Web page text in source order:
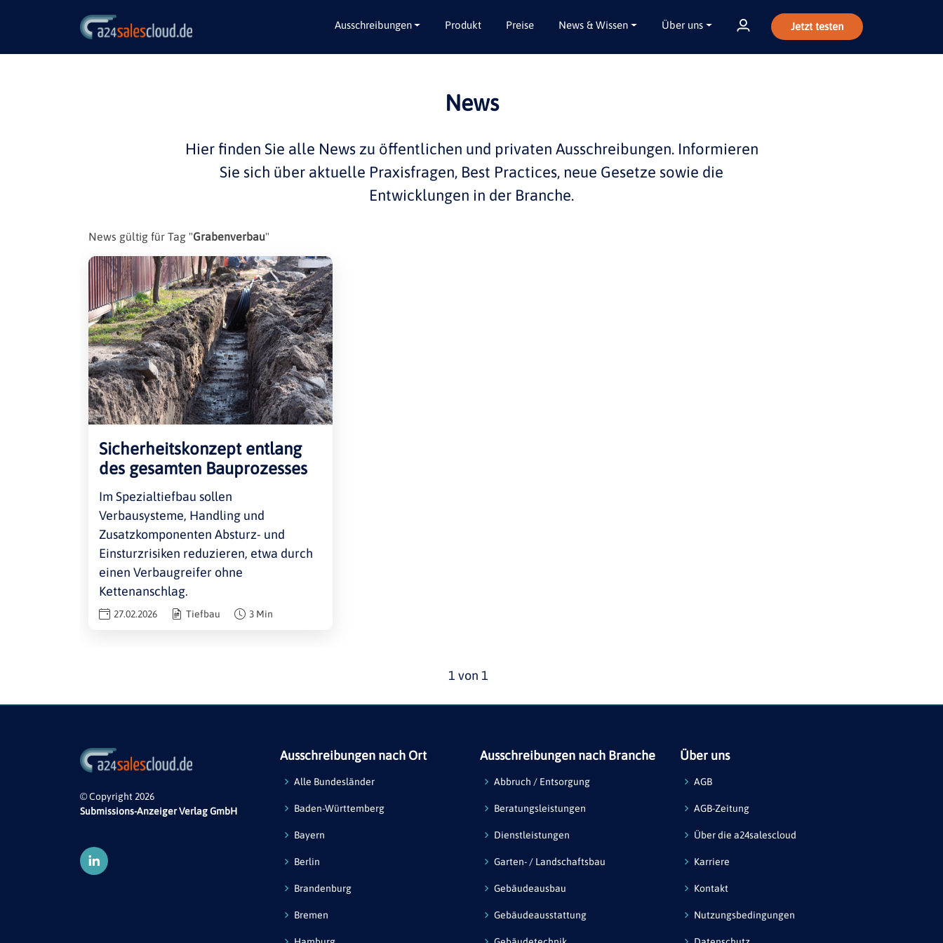
Ausschreibungen
Berlin
Brandenburg
Bremen
Beratungsleistungen
Garten- / Landschaftsbau
Gebäudeausbau
Gebäudeausstattung
Produkt Preise News & Wissen Über uns Jetzt testen
News
Hier finden Sie alle Newszu öffentlichen und privaten Ausschreibungen. Informieren
Sie sich über aktuelle Praxisfragen, Best Practices, neue Gesetze sowie die
Entwicklungen in der Branche.
News gültig für Tag "Grabenverbau"
Sicherheitskonzept entlang
des gesamten Bauprozesses
Im Spezialtiefbau sollen
Verbausysteme, Handling und
Zusatzkomponenten Absturz- und
Einsturzrisiken reduzieren, etwa durch
einen Verbaugreifer ohne
Kettenanschlag.
27.02.2026 Tiefbau 3 Min
1 von 1
© Copyright 2026
Submissions-Anzeiger Verlag GmbH
Ausschreibungen nach Ort
Alle Bundesländer
Baden-Württemberg
Bayern
Berlin
Brandenburg
Bremen
Ausschreibungen nach Branche
Abbruch / Entsorgung
Beratungsleistungen
Dienstleistungen
Garten- / Landschaftsbau
Gebäudeausbau
Gebäudeausstattung
Über uns
AGB
AGB-Zeitung
Über die a24salescloud
Karriere
Kontakt
Nutzungsbedingungen